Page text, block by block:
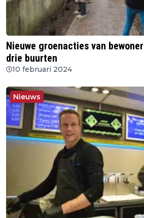
Nieuwe groenacties van
drie buurten
10 februari 2024
Nieuws